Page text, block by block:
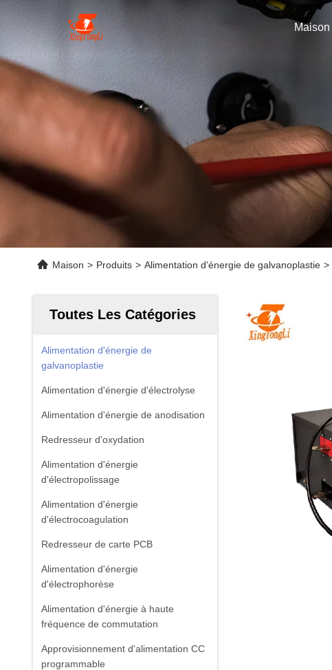
Maison
Maison > Produits > Alimentation d'énergie de galvanoplastie >
Toutes Les Catégories
Alimentation d'énergie de
galvanoplastie
Alimentation d'énergie d'électrolyse
Alimentation d'énergie de anodisation
Redresseur d'oxydation
Alimentation d'énergie
d'électropolissage
Alimentation d'énergie
d'électrocoagulation
Redresseur de carte PCB
Alimentation d'énergie
d'électrophorèse
Alimentation d'énergie à haute
fréquence de commutation
Approvisionnement d'alimentation CC
programmable